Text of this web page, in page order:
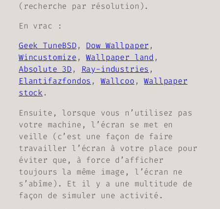
(recherche par résolution).
En vrac :
Geek TuneBSD, Dow Wallpaper,
Wincustomize,Wallpaper land ,
Absolute 3D, Ray-industries ,
Elantifazfondos , Wallcoo,Wallpaper
stock.
Ensuite, lorsque vous n’utilisez pas
votre machine, l’écran se met en
veille (c’est une façon de faire
travailler l’écran à votre place pour
éviter que, à force d’afficher
toujours la même image, l’écran ne
s’abîme). Et il y a une multitude de
façon de simuler une activité.